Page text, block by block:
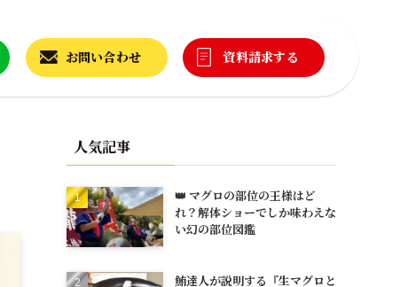
お問い合わせ 資料請求する
人気記事
👑 マグロの部位の王様はど
れ？解体ショーでしか味わえな
い幻の部位図鑑
鮪達人が説明する『生マグロと